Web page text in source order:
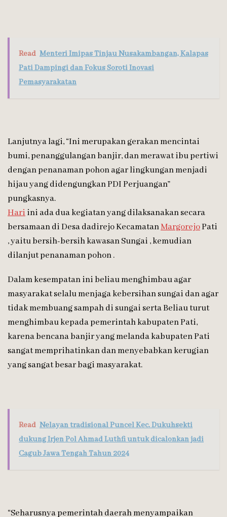
Read Menteri Imipas Tinjau Nusakambangan, Kalapas
Pati Dampingi dan Fokus Soroti Inovasi
Pemasyarakatan
Lanjutnya lagi, “Ini merupakan gerakan mencintai
bumi, penanggulangan banjir, dan merawat ibu pertiwi
dengan penanaman pohon agar lingkungan menjadi
hijau yang didengungkan PDI Perjuangan”
pungkasnya.
Hari ini ada dua kegiatan yang dilaksanakan secara
bersamaan di Desa dadirejo KecamatanMargorejoPati
, yaitu bersih-bersih kawasan Sungai , kemudian
dilanjut penanaman pohon .
Dalam kesempatan ini beliau menghimbau agar
masyarakat selalu menjaga kebersihan sungai dan agar
tidak membuang sampah di sungai serta Beliau turut
menghimbau kepada pemerintah kabupaten Pati,
karena bencana banjir yang melanda kabupaten Pati
sangat memprihatinkan dan menyebabkan kerugian
yang sangat besar bagi masyarakat.
Read Nelayan tradisional Puncel Kec. Dukuhsekti
dukung Irjen Pol Ahmad Luthfi untuk dicalonkan jadi
Cagub Jawa Tengah Tahun 2024
“Seharusnya pemerintah daerah menyampaikan